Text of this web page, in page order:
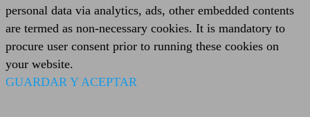
personal data via analytics, ads, other embedded contents
are termed as non-necessary cookies. It is mandatory to
procure user consent prior to running these cookies on
your website.
GUARDAR Y ACEPTAR